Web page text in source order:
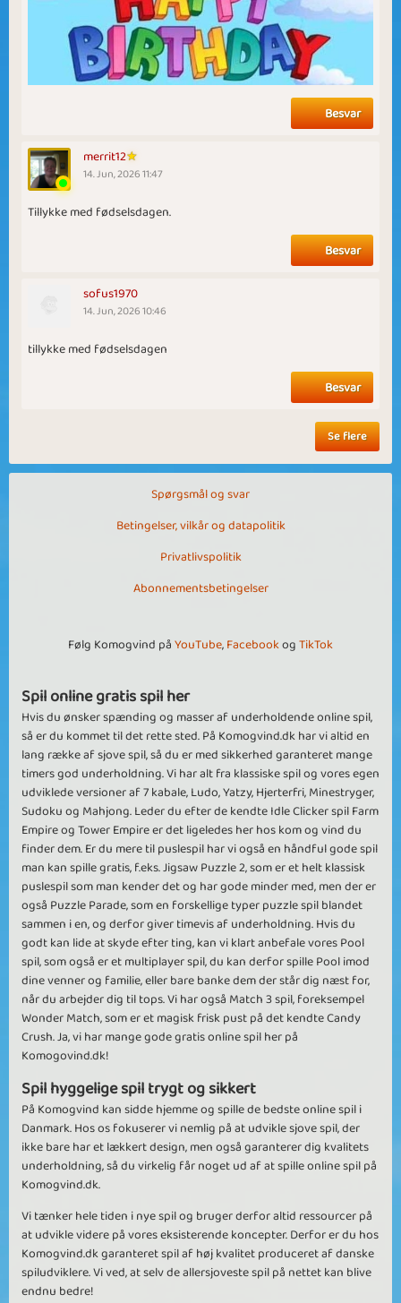
Besvar
merrit12
14. Jun, 2026 11:47
Tillykke med fødselsdagen.
Besvar
sofus1970
14. Jun, 2026 10:46
tillykke med fødselsdagen
Besvar
Se flere
Spørgsmål og svar
Betingelser, vilkår og datapolitik
Privatlivspolitik
Abonnementsbetingelser
Følg Komogvind påYouTube,FacebookogTikTok
Spil online gratis spil her
Hvis du ønsker spænding og masser af underholdende online spil,
så er du kommet til det rette sted. På Komogvind.dk har vi altid en
lang række af sjove spil, så du er med sikkerhed garanteret mange
timers god underholdning. Vi har alt fra klassiske spil og vores egen
udviklede versioner af 7 kabale, Ludo, Yatzy, Hjerterfri, Minestryger,
Sudoku og Mahjong. Leder du efter de kendte Idle Clicker spil Farm
Empire og Tower Empire er det ligeledes her hos kom og vind du
finder dem. Er du mere til puslespil har vi også en håndful gode spil
man kan spille gratis, f.eks. Jigsaw Puzzle 2, som er et helt klassisk
puslespil som man kender det og har gode minder med, men der er
også Puzzle Parade, som en forskellige typer puzzle spil blandet
sammen i en, og derfor giver timevis af underholdning. Hvis du
godt kan lide at skyde efter ting, kan vi klart anbefale vores Pool
spil, som også er et multiplayer spil, du kan derfor spille Pool imod
dine venner og familie, eller bare banke dem der står dig næst for,
når du arbejder dig til tops. Vi har også Match 3 spil, foreksempel
Wonder Match, som er et magisk frisk pust på det kendte Candy
Crush. Ja, vi har mange gode gratis online spil her på
Komogovind.dk!
Spil hyggelige spil trygt og sikkert
På Komogvind kan sidde hjemme og spille de bedste online spil i
Danmark. Hos os fokuserer vi nemlig på at udvikle sjove spil, der
ikke bare har et lækkert design, men også garanterer dig kvalitets
underholdning, så du virkelig får noget ud af at spille online spil på
Komogvind.dk.
Vi tænker hele tiden i nye spil og bruger derfor altid ressourcer på
at udvikle videre på vores eksisterende koncepter. Derfor er du hos
Komogvind.dk garanteret spil af høj kvalitet produceret af danske
spiludviklere. Vi ved, at selv de allersjoveste spil på nettet kan blive
endnu bedre!